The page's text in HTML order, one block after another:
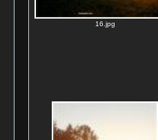
16.jpg